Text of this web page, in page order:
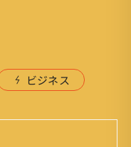
ビジネス